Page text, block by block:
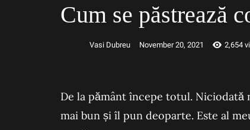
Cum se păstrează
Vasi Dubreu November 20, 2021 2,654
De la pământ începe totul. Niciodată
mai bun și îl pun deoparte. Este al